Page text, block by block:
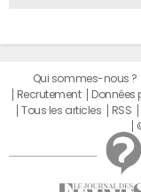
Qui sommes-nous ?
Recrutement
Données
Tous les articles
RSS